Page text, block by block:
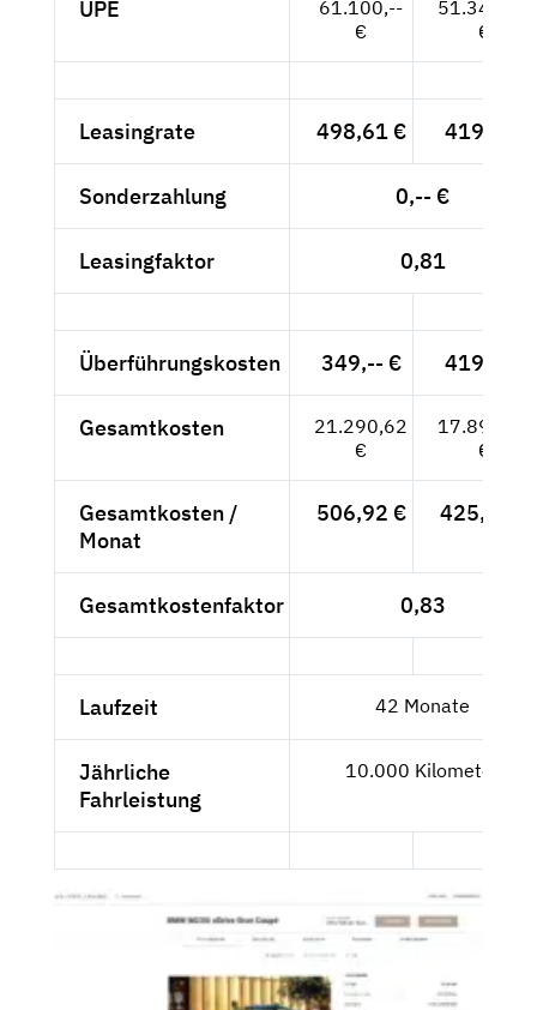
UPE
61.100,--
€
51.344,54
€
Leasingrate 498,61 € 419,-- €
Sonderzahlung 0,-- €
Leasingfaktor 0,81
Überführungskosten 349,-- € 419,-- €
Gesamtkosten
21.290,62
€
17.891,28
€
Gesamtkosten /
Monat
506,92 € 425,98 €
Gesamtkostenfaktor 0,83
Laufzeit 42 Monate
Jährliche
Fahrleistung
10.000 Kilometer